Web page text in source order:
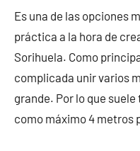
Es una de las opciones
práctica a la hora de
Sorihuela. Como
complicada unir varios
grande. Por lo que
como máximo 4 metros